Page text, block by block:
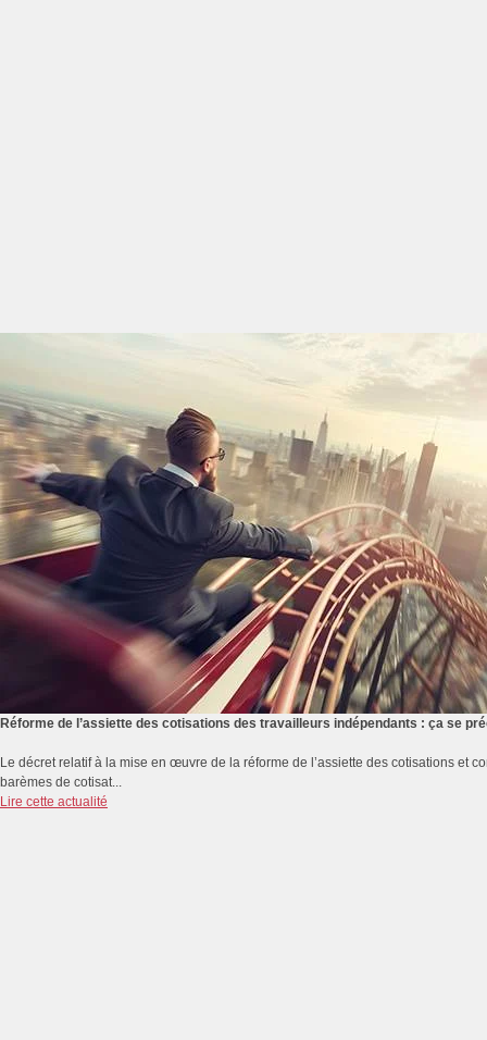
Réforme de l’assiette des cotisations des travailleurs indépendants : ça se
Le décret relatif à la mise en œuvre de la réforme de l’assiette des cotisations et
barèmes de cotisat...
Lire cette actualité